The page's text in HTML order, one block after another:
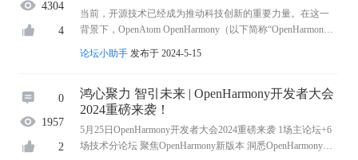
4304
4
当前，开源技术已经成为推动科技创新的重要力量。在这一
背景下，OpenAtom OpenHarmony（以下简称“OpenHarmon
为引领智能终端操作系统发展的新趋势。为推动O ...
论坛小助手 发布于 2024-5-15
0
1957
2
鸿心聚力 智引未来 | OpenHarmony开发者大会
2024重磅来袭！
5月25日OpenHarmony开发者大会2024重磅来袭 1场主论坛+6
场技术分论坛 聚焦OpenHarmony新版本 洞悉OpenHarmony新